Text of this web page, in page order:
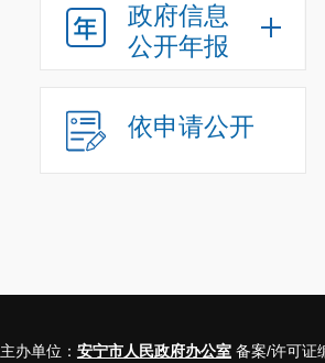
政府信息
公开年报
依申请公开
主办单位： 安宁市人民政府办公室 备案/许可证